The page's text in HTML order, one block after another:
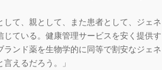
て、親として、また患者として、ジェネ
ている。健康管理サービスを安く提供す
ンド薬を生物学的に同等で割安なジェネ
えるだろう。」